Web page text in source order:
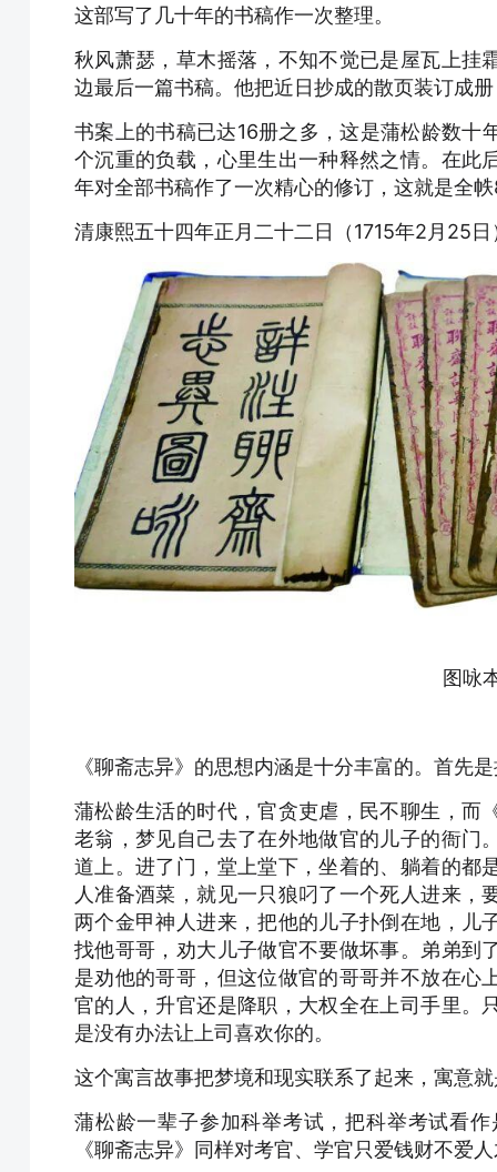
这部写了几十年的书稿作一次整理。
秋风萧瑟，草木摇落，不知不觉已是屋瓦上挂
边最后一篇书稿。他把近日抄成的散页装订成
书案上的书稿已达16册之多，这是蒲松龄数十
个沉重的负载，心里生出一种释然之情。在此
年对全部书稿作了一次精心的修订，这就是全
清康熙五十四年正月二十二日（1715年2月25
图咏
《聊斋志异》的思想内涵是十分丰富的。首先
蒲松龄生活的时代，官贪吏虐，民不聊生，而
老翁，梦见自己去了在外地做官的儿子的衙门
道上。进了门，堂上堂下，坐着的、躺着的都
人准备酒菜，就见一只狼叼了一个死人进来
两个金甲神人进来，把他的儿子扑倒在地，儿
找他哥哥，劝大儿子做官不要做坏事。弟弟到
是劝他的哥哥，但这位做官的哥哥并不放在心
官的人，升官还是降职，大权全在上司手里。
是没有办法让上司喜欢你的。
这个寓言故事把梦境和现实联系了起来，寓意
蒲松龄一辈子参加科举考试，把科举考试看
《聊斋志异》同样对考官、学官只爱钱财不爱